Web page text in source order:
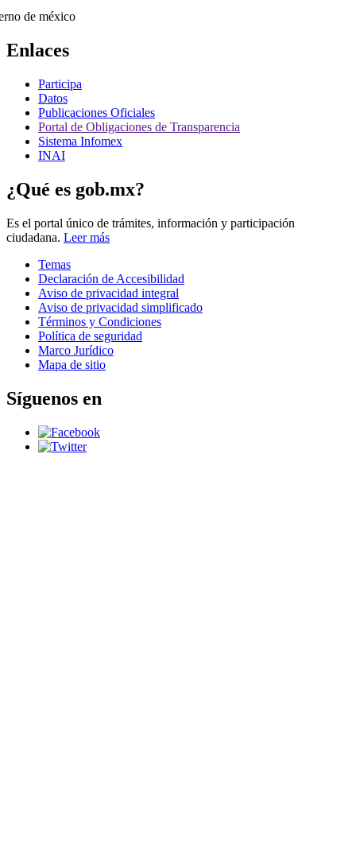
Enlaces
Participa
Datos
Publicaciones Oficiales
Portal de Obligaciones de Transparencia
Sistema Infomex
INAI
¿Qué es gob.mx?
Es el portal único de trámites, información y participación
ciudadana. Leer más
Temas
Declaración de Accesibilidad
Aviso de privacidad integral
Aviso de privacidad simplificado
Términos y Condiciones
Política de seguridad
Marco Jurídico
Mapa de sitio
Síguenos en